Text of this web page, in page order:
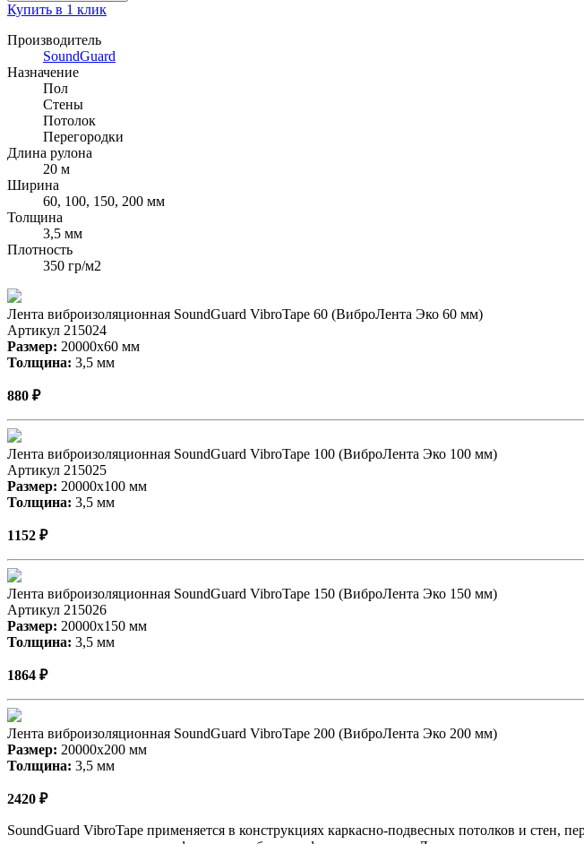
Купить в 1 клик
Производитель
SoundGuard
Назначение
Пол
Стены
Потолок
Перегородки
Длина рулона
20 м
Ширина
60, 100, 150, 200 мм
Толщина
3,5 мм
Плотность
350 гр/м2
Лента виброизоляционная SoundGuard VibroTape 60 (ВиброЛента Эко 60 мм)
Артикул 215024
Размер: 20000х60 мм
Толщина: 3,5 мм
880 ₽
Лента виброизоляционная SoundGuard VibroTape 100 (ВиброЛента Эко 100 мм)
Артикул 215025
Размер: 20000х100 мм
Толщина: 3,5 мм
1152 ₽
Лента виброизоляционная SoundGuard VibroTape 150 (ВиброЛента Эко 150 мм)
Артикул 215026
Размер: 20000х150 мм
Толщина: 3,5 мм
1864 ₽
Лента виброизоляционная SoundGuard VibroTape 200 (ВиброЛента Эко 200 мм)
Размер: 20000х200 мм
Толщина: 3,5 мм
2420 ₽
SoundGuard VibroTape применяется в конструкциях каркасно-подвесных потолков и стен,